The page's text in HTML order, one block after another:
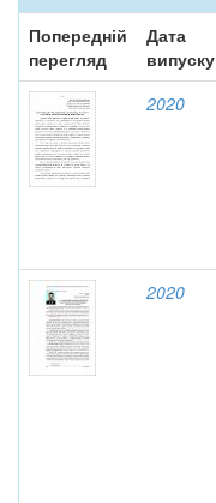
Попередній
перегляд
Дата
випуску
2020
2020